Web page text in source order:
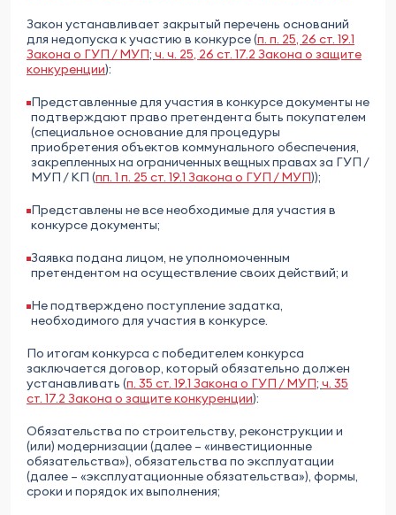
Закон устанавливает закрытый перечень оснований
для недопуска к участию в конкурсе(п. п. 25, 26 ст. 19.1
Закона о ГУП / МУП; ч. ч. 25, 26 ст. 17.2 Закона о защите
конкуренции):
Представленные для участия в конкурсе документы не
подтверждают право претендента быть покупателем
(специальное основание для процедуры
приобретения объектов коммунального обеспечения,
закрепленных на ограниченных вещных правах за ГУП /
МУП / КП (пп. 1 п. 25 ст. 19.1 Закона о ГУП / МУП));
Представлены не все необходимые для участия в
конкурсе документы;
Заявка подана лицом, не уполномоченным
претендентом на осуществление своих действий; и
Не подтверждено поступление задатка,
необходимого для участия в конкурсе.
По итогам конкурса с победителем конкурса
заключается договор, который обязательно должен
устанавливать (п. 35 ст. 19.1 Закона о ГУП / МУП; ч. 35
ст. 17.2 Закона о защите конкуренции):
Обязательства по строительству, реконструкции и
(или) модернизации (далее – «инвестиционные
обязательства»), обязательства по эксплуатации
(далее – «эксплуатационные обязательства»), формы,
сроки и порядок их выполнения;